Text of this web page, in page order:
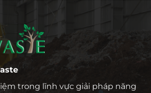
trong lĩnh vực giải pháp năng